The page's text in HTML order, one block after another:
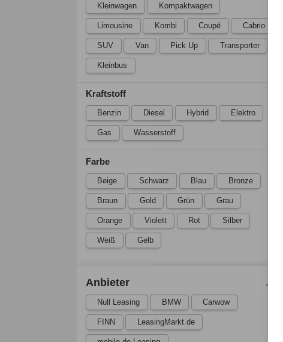
Kleinwagen Kompaktwagen
Limousine Kombi Coupé Cabrio
SUV Van Pick Up Transporter
Kleinbus
Kraftstoff
Benzin Diesel Hybrid Elektro
Gas Wasserstoff
Farbe
Beige Schwarz Blau Bronze
Braun Gold Grün Grau
Orange Violett Rot Silber
Weiß Gelb
Anbieter
Null Leasing BMW Carwow
FINN LeasingMarkt.de